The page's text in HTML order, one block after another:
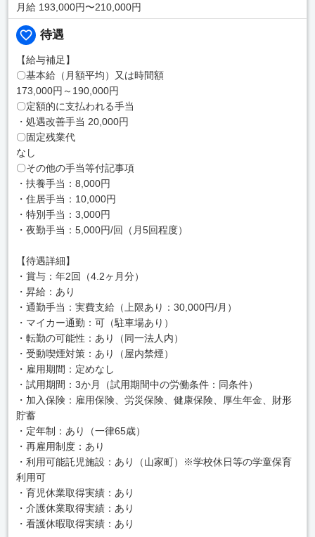
月給 193,000円〜210,000円
待遇
【給与補足】
〇基本給（月額平均）又は時間額
173,000円～190,000円
〇定額的に支払われる手当
・処遇改善手当 20,000円
〇固定残業代
なし
〇その他の手当等付記事項
・扶養手当：8,000円
・住居手当：10,000円
・特別手当：3,000円
・夜勤手当：5,000円/回（月5回程度）
【待遇詳細】
・賞与：年2回（4.2ヶ月分）
・昇給：あり
・通勤手当：実費支給（上限あり：30,000円/月）
・マイカー通勤：可（駐車場あり）
・転勤の可能性：あり（同一法人内）
・受動喫煙対策：あり（屋内禁煙）
・雇用期間：定めなし
・試用期間：3か月（試用期間中の労働条件：同条件）
・加入保険：雇用保険、労災保険、健康保険、厚生年金、財形
貯蓄
・定年制：あり（一律65歳）
・再雇用制度：あり
・利用可能託児施設：あり（山家町）※学校休日等の学童保育
利用可
・育児休業取得実績：あり
・介護休業取得実績：あり
・看護休暇取得実績：あり